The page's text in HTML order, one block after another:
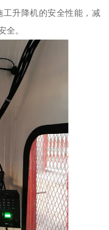
升降机的安全性能，减
全。